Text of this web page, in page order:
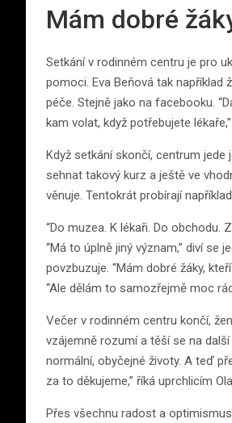
Mám dobré
Setkání v rodinném centru je pro
pomoci. Eva Beňová tak například
péče. Stejně jako na facebooku.
kam volat, když potřebujete
Když setkání skončí, centrum jede
sehnat takový kurz a ještě ve
věnuje. Tentokrát probírají
“Do muzea. K lékaři. Do obchodu.
“Má to úplně jiný význam,” diví se
povzbuzuje. “Mám dobré žáky,
“Ale dělám to samozřejmě moc
Večer v rodinném centru končí,
vzájemně rozumí a těší se na
normální, obyčejné životy. A teď
za to děkujeme,” říká uprchlicím
Přes všechnu radost a